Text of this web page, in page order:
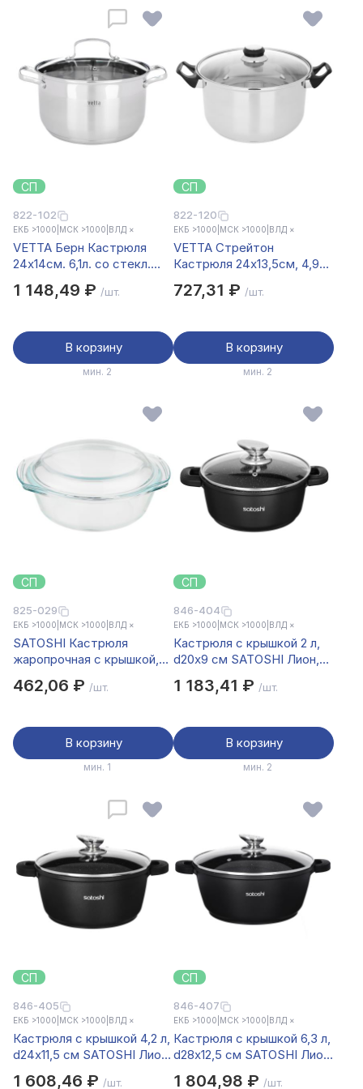
СП
822-102
ЕКБ >1000 МСК >1000 ВЛД ×
VETTA Берн Кастрюля
24х14см. 6,1л. со стекл.
1 148,49 ₽ /шт.
В корзину
мин. 2
СП
822-120
ЕКБ >1000 МСК >1000 ВЛД ×
VETTA Стрейтон
Кастрюля 24х13,5см, 4,9л,
727,31 ₽ /шт.
В корзину
мин. 2
СП
825-029
ЕКБ >1000 МСК >1000 ВЛД ×
SATOSHI Кастрюля
жаропрочная с крышкой,
2л
462,06 ₽ /шт.
В корзину
мин. 1
СП
846-404
ЕКБ >1000 МСК >1000 ВЛД ×
Кастрюля с крышкой 2 л,
d20х9 см SATOSHI Лион,
мрамор, силиконовые
индукция
1 183,41 ₽ /шт.
В корзину
мин. 2
СП
846-405
ЕКБ >1000 МСК >1000 ВЛД ×
Кастрюля с крышкой 4,2 л,
d24х11,5 см SATOSHI Лион,
1 608,46 ₽ /шт.
СП
846-407
ЕКБ >1000 МСК >1000 ВЛД ×
Кастрюля с крышкой 6,3 л,
d28х12,5 см SATOSHI Лион,
1 804,98 ₽ /шт.